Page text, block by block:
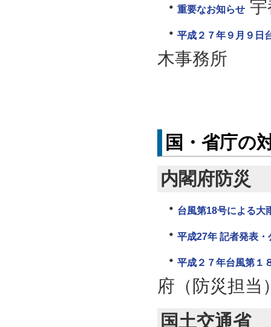
重要なお知らせ
平成２７年９月９日
木事務所
国・省庁の
内閣府防災
台風第18号による大
平成27年 記者発表・
平成２７年台風第１
府（防災担当
国土交通省